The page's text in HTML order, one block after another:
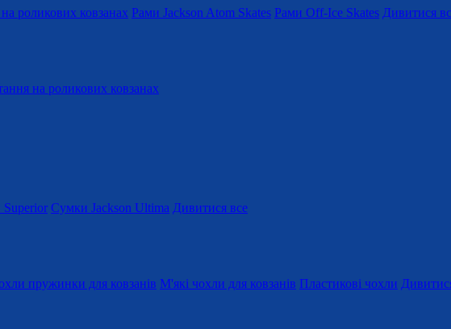
роликових ковзанах Рами Jackson Atom Skates Рами Off-Ice Skates Дивитися
на роликових ковзанах
Сумки Jackson Ultima Дивитися все
пружинки для ковзанів М'які чохли для ковзанів Пластикові чохли